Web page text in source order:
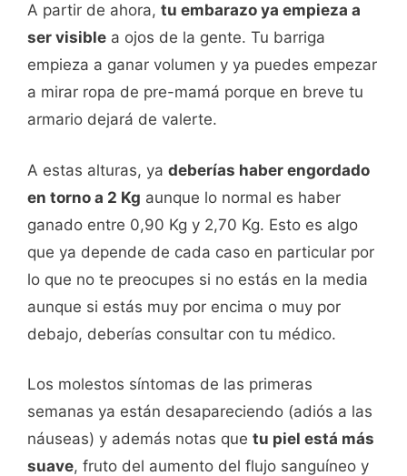
A partir de ahora, tu embarazo ya empieza a
ser visible a ojos de la gente. Tu barriga
empieza a ganar volumen y ya puedes empezar
a mirar ropa de pre-mamá porque en breve tu
armario dejará de valerte.
A estas alturas, ya deberías haber engordado
en torno a 2 Kg aunque lo normal es haber
ganado entre 0,90 Kg y 2,70 Kg. Esto es algo
que ya depende de cada caso en particular por
lo que no te preocupes si no estás en la media
aunque si estás muy por encima o muy por
debajo, deberías consultar con tu médico.
Los molestos síntomas de las primeras
semanas ya están desapareciendo (adiós a las
náuseas) y además notas que tu piel está más
suave, fruto del aumento del flujo sanguíneo y